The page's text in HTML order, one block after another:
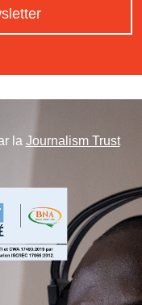
la Journalism Trust